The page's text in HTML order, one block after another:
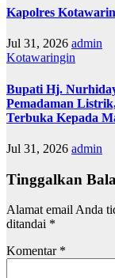
Kapolres
Jul 31, 2026 admin
Kotawaringin
Bupati Hj.
Pemadaman
Terbuka Kepada
Jul 31, 2026 admin
Tinggalkan
Alamat email Anda
ditandai *
Komentar *